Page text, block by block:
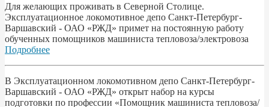
Для желающих проживать в Северной Столице.
Эксплуатационное локомотивное депо Санкт-Петербург-
Варшавский - ОАО «РЖД» примет на постоянную работу
обученных помощников машиниста тепловоза/электровоза
Подробнее
В Эксплуатационном локомотивном депо Санкт-Петербург-
Варшавский - ОАО «РЖД» открыт набор на курсы
подготовки по профессии «Помощник машиниста тепловоза/